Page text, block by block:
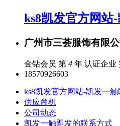
ks8凯发官方网站
广州市三荟服饰有限公
金钻会员 第 4 年 认证企业
18570926603
ks8凯发官方网站-凯发一触
供应商机
公司动态
凯发一触即发的联系方式